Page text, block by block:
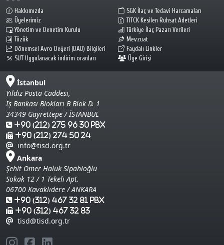
Hakkımızda
Üyelerimiz
Yönetim ve Denetim Kurulu
Tüzük
Dönemsel Avro Değeri (DAD) Bilgileri
SUT Uygulanacak indirim oranları
SGK İlaç ve Tedavi Harcamaları
TİTCK Kesilen Ruhsat Adetleri
Türkiye İlaç Pazarı Verileri
Mevzuat
Faydalı Linkler
Üye Girişi
İstanbul
Yıldız Posta Caddesi,
İş Bankası Blokları B Blok D. 1
34349 Gayrettepe / İSTANBUL
+90 (212) 275 96 30 Pbx
+90 (212) 274 50 24
info@tisd.org.tr
Ankara
Şehit Ömer Haluk Sipahioğlu
Sokak 12 / 1 Tekeli Apt.
06700 Kavaklıdere / ANKARA
+90 (312) 467 32 81 Pbx
+90 (312) 467 32 83
tisd@tisd.org.tr